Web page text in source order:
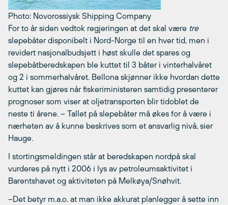
Photo: Novorossiysk Shipping Company
For to år siden vedtok regjeringen at det skal være tre
slepebåter disponibelt i Nord-Norge til en hver tid, men i
revidert nasjonalbudsjett i høst skulle det spares og
slepebåtberedskapen ble kuttet til 3 båter i vinterhalvåret
og 2 i sommerhalvåret. Bellona skjønner ikke hvordan dette
kuttet kan gjøres når fiskeriministeren samtidig presenterer
prognoser som viser at oljetransporten blir tidoblet de
neste ti årene. – Tallet på slepebåter må økes for å være i
nærheten av å kunne beskrives som et ansvarlig nivå, sier
Hauge.
I stortingsmeldingen står at beredskapen nordpå skal
vurderes på nytt i 2006 i lys av petroleumsaktivitet i
Barentshavet og aktiviteten på Melkøya/Snøhvit.
–Det betyr m.a.o. at man ikke akkurat planlegger å sette inn